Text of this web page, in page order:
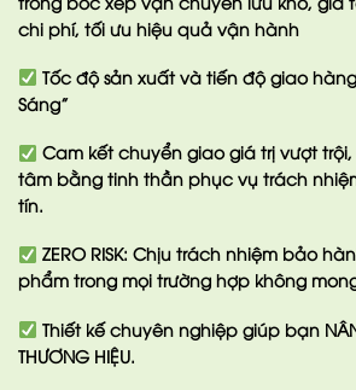
chi phí, tối ưu hiệu quả vận hành
Tốc độ sản xuất và tiến độ giao
Sáng”
Cam kết chuyển giao giá trị vượt trội
tâm bằng tinh thần phục vụ trách
tín.
ZERO RISK: Chịu trách nhiệm bảo
phẩm trong mọi trường hợp không
Thiết kế chuyên nghiệp giúp bạn
THƯƠNG HIỆU.